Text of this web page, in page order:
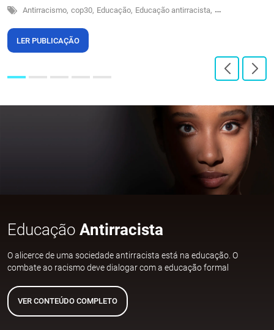
Antirracismo, cop30, Educação, Educação antirracista, Sustentabilidade
LER PUBLICAÇÃO
Educação Antirracista
O alicerce de uma sociedade antirracista está na educação. O
combate ao racismo deve dialogar com a educação formal
VER CONTEÚDO COMPLETO